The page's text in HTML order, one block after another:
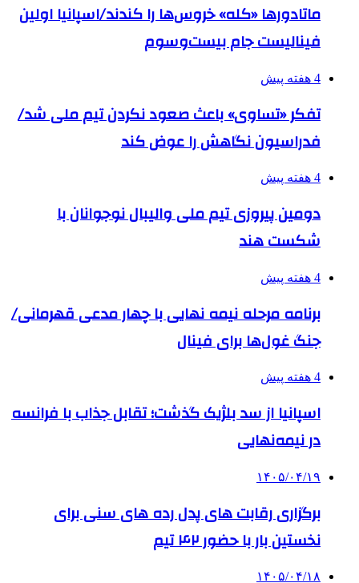
ماتادورها «کله» خروس‌ها را کندند/اسپانیا اولین
فینالیست جام بیست‌وسوم
4 هفته پیش
تفکر «تساوی» باعث صعود نکردن تیم ملی شد/
فدراسیون نگاهش را عوض کند
4 هفته پیش
دومین پیروزی تیم ملی والیبال نوجوانان با
شکست هند
4 هفته پیش
برنامه مرحله نیمه نهایی با چهار مدعی قهرمانی/
جنگ غول‌ها برای فینال
4 هفته پیش
اسپانیا از سد بلژیک گذشت؛ تقابل جذاب با فرانسه
در نیمه‌نهایی
۱۴۰۵/۰۴/۱۹
برگزاری رقابت های پدل رده های سنی برای
نخستین بار با حضور ۴۲ تیم
۱۴۰۵/۰۴/۱۸